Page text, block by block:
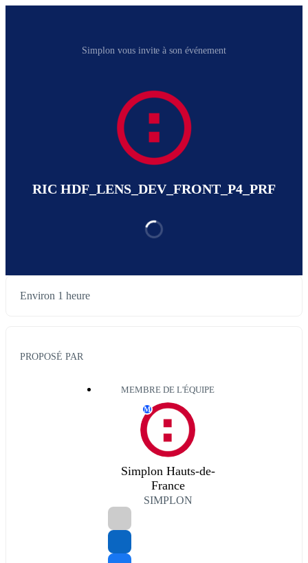
Simplon vous invite à son événement
RIC HDF_LENS_DEV_FRONT_P4_PRF
Environ 1 heure
PROPOSÉ PAR
MEMBRE DE L'ÉQUIPE
M
Simplon Hauts-de-
France
SIMPLON